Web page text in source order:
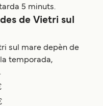
5 minuts.
de Vietri sul
sul mare depèn de
temporada,